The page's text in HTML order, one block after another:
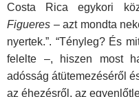
Costa Rica egykori
Figueres – azt mondta
nyertek.”. “Tényleg? És
felelte –, hiszen most
adósság átütemezéséről
az éhezésről, az